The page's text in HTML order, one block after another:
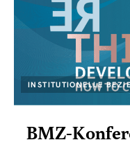
INSTITUTIONELLE
BMZ-